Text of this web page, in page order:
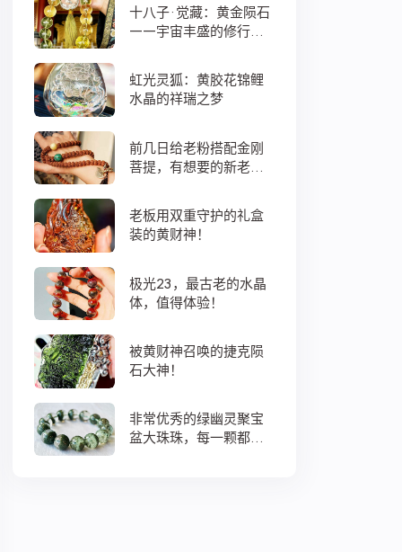
十八子·觉藏：黄金陨石
——宇宙丰盛的修行之
虹光灵狐：黄胶花锦鲤
水晶的祥瑞之梦
前几日给老粉搭配金刚
菩提，有想要的新老
老板用双重守护的礼盒
装的黄财神！
极光23，最古老的水晶
体，值得体验！
被黄财神召唤的捷克陨
石大神！
非常优秀的绿幽灵聚宝
盆大珠珠，每一颗都蕴